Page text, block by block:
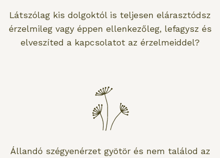
Látszólag kis dolgoktól is teljesen elárasztódsz
érzelmileg vagy éppen ellenkezőleg, lefagysz és
elveszíted a kapcsolatot az érzelmeiddel?
Állandó szégyenérzet gyötör és nem találod az